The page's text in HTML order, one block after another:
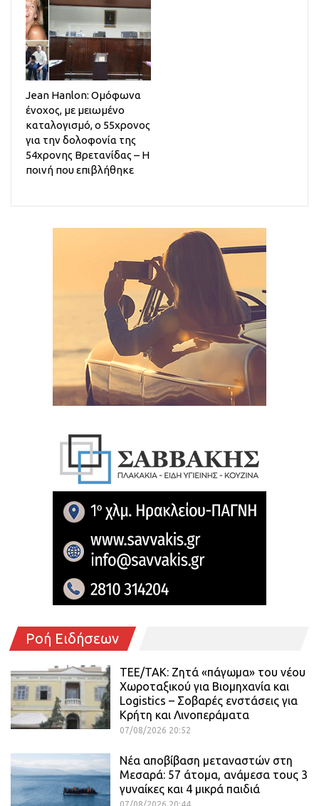
Jean Hanlon: Ομόφωνα
ένοχος, με μειωμένο
καταλογισμό, ο 55χρονος
για την δολοφονία της
54χρονης Βρετανίδας – Η
ποινή που επιβλήθηκε
Ροή Ειδήσεων
ΤΕΕ/ΤΑΚ: Ζητά «πάγωμα» του νέου
Χωροταξικού για Βιομηχανία και
Logistics – Σοβαρές ενστάσεις για
Κρήτη και Λινοπεράματα
07/08/2026 20:52
Νέα αποβίβαση μεταναστών στη
Μεσαρά: 57 άτομα, ανάμεσα τους 3
γυναίκες και 4 μικρά παιδιά
07/08/2026 20:44